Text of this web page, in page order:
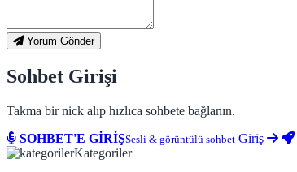
Yorum Gönder
Sohbet Girişi
Takma bir nick alıp hızlıca sohbete bağlanın.
SOHBET'E GİRİŞSesli & görüntülü sohbet Giriş
Kategoriler